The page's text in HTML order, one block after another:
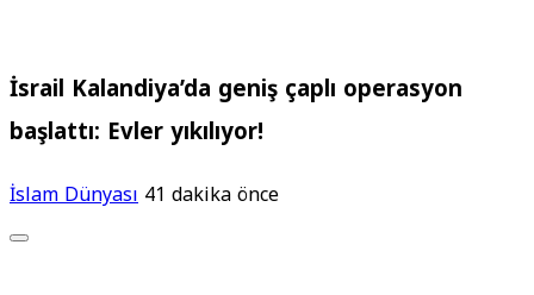
İsrail Kalandiya’da geniş çaplı operasyon
başlattı: Evler yıkılıyor!
İslam Dünyası41 dakika önce